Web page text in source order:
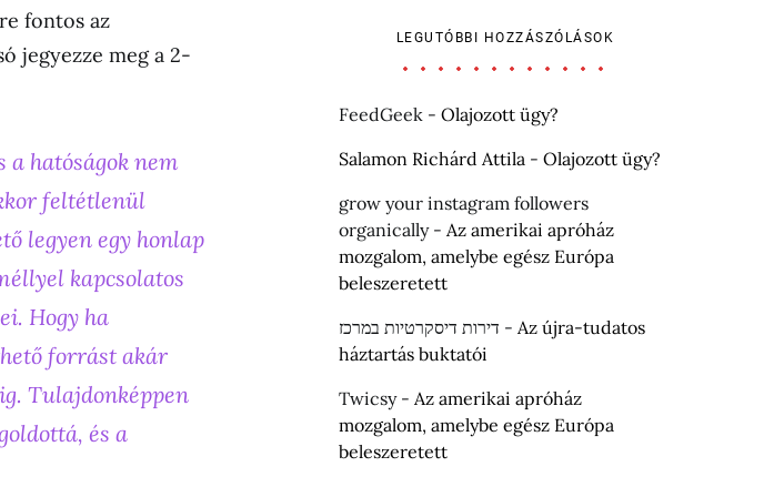
fontos az
jegyezze meg a 2-
a hatóságok nem
feltétlenül
legyen egy honlap
kapcsolatos
Hogy ha
forrást akár
Tulajdonképpen
és a
LEGUTÓBBI HOZZÁSZÓLÁSOK
FeedGeek - Olajozott ügy?
Salamon Richárd Attila - Olajozott ügy?
grow your instagram followers
organically- Az amerikai apróház
mozgalom, amelybe egész Európa
beleszeretett
דירות דיסקרטיות במרכז - Az újra-tudatos
háztartás buktatói
Twicsy- Az amerikai apróház
mozgalom, amelybe egész Európa
beleszeretett